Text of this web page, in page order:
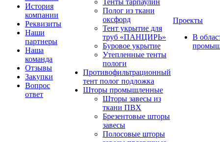
История
компании
Реквизиты
Наши
партнеры
Наша
команда
Отзывы
Закупки
Вопрос
ответ
Тенты тарпаулин
Полог из ткани
оксфорд
Тент укрытие для
труб «ПАНЦИРЬ»
Буровое укрытие
Утепленные тенты
пологи
Противофильтрационный
тент полог подложка
Шторы промышленные
Шторы завесы из
ткани ПВХ
Брезентовые шторы
завесы
Полосовые шторы
Проекты
В